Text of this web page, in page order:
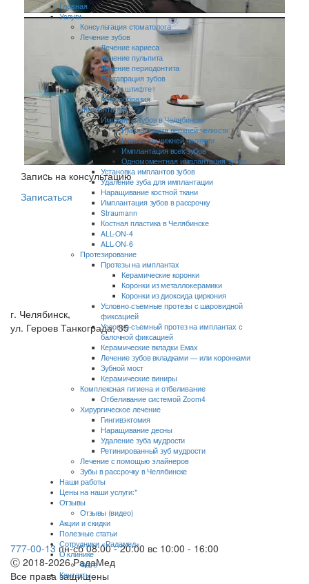
Запиcь на консультацию
Записаться
г. Челябинск,
ул. Героев Танкограда, 35
777-00-13 пн-сб 08:00 - 20:00 вс 10:00 - 16:00
Ⓒ 2018-2026 РадаМед
Все права защищены
Главная
Услуги
Консультация стоматолога
Лечение зубов
Лечение кариеса
Лечение пульпита
Лечение периодонтита
Реставрация зубов
Зуб на штифте
Микрообразия
Имплантация
Импланты зубов в Челябинске
Имплантация верхней челюсти
Импланты нижней челюсти
Имплантация всех зубов
Одномоментная имплантация зубов
Установка имплантов зубов
Удаление зуба для имплантации
Наращивание костной ткани
Имплантация зубов в рассрочку
Straumann
Костная пластика в Челябинске
ALL-ON-4
ALL-ON-6
Протезирование
Протезы на имплантах
Керамические коронки
Коронки из металлокерамики
Коронки из диоксида циркония
Условно-съемные протезы с шаровидной
фиксацией
Условно-съемный протез на имплантах с
балочной фиксацией
Керамические вкладки Емах
Лечение зубов вкладками — или коронками
Зубной мост
Керамические виниры
Комплексная гигиена и отбеливание
Отбеливание системой Zoom4
Хирургическое лечение
Гингивэктомия
Наращивание десны
Удаление зуба мудрости
Ретинированный зуб мудрости
Лечение с помощью элайнеров
Зубы в рассрочку в Челябинске
Наши работы
Цены на наши услуги:*
Отзывы
Отзывы (видео)
Акции и скидки
Полезные статьи
Сотрудники «Радамед»
О клинике
Фото
Контакты